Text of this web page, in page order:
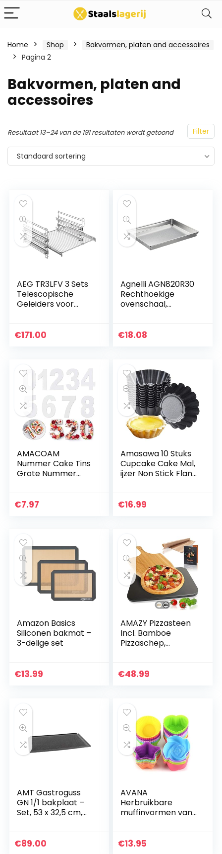
Home Shop
Bakvormen, platen and accessoires
Pagina 2
Bakvormen, platen and
accessoires
Filter
Resultaat 13–24 van de 191 resultaten wordt getoond
Standaard sortering
AEG TR3LFV 3 Sets
Telescopische
Geleiders voor
€171.00
Agnelli AGN820R30
Rechthoekige
ovenschaal,
€18.08
AMACOAM
Nummer Cake Tins
Grote Nummer
Inch Acryl Bakken
€7.97
Amasawa 10 Stuks
Cupcake Cake Mal,
ijzer Non Stick Flan
Vormige Mold
€16.99
Amazon Basics
Siliconen bakmat –
3-delige set
€13.99
AMAZY Pizzasteen
Incl. Bamboe
Pizzaschep,
Boekje – de
€48.99
AMT Gastroguss
GN 1/1 bakplaat –
Set, 53 x 32,5 cm,
aluminium, Lotan®
€89.00
AVANA
Herbruikbare
muffinvormen van
milieuvriendelijke
€13.95